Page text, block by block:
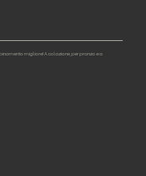
migliore! A colazione, per pranzo e a